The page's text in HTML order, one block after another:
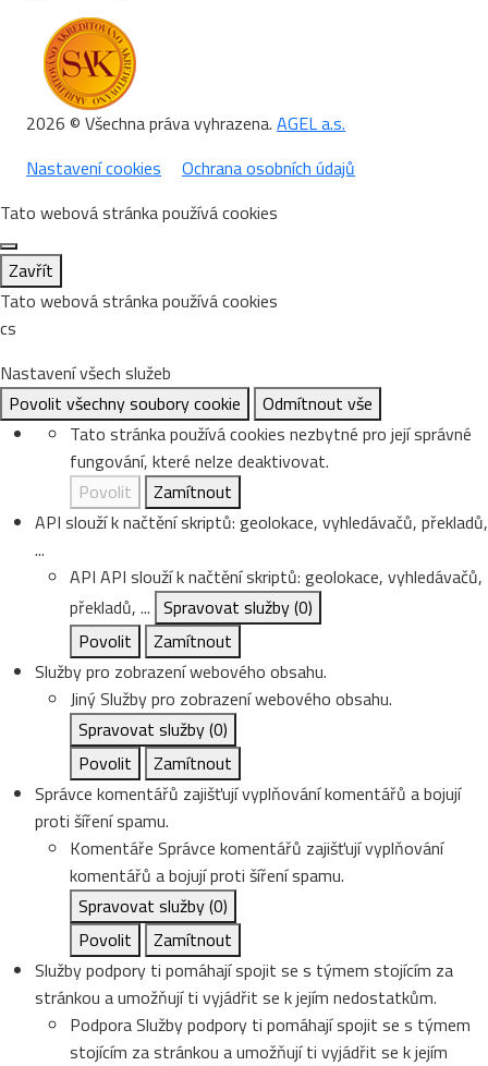
2026 © Všechna práva vyhrazena. AGEL a.s.
Nastavení cookies
Ochrana osobních údajů
Tato webová stránka používá cookies
Zavřít
Tato webová stránka používá cookies
cs
Nastavení všech služeb
Povolit všechny soubory cookie
Odmítnout vše
Tato stránka používá cookies nezbytné pro její správné
fungování, které nelze deaktivovat.
Povolit
Zamítnout
API slouží k načtění skriptů: geolokace, vyhledávačů, překladů,
...
API API slouží k načtění skriptů: geolokace, vyhledávačů,
překladů, ... Spravovat služby(0)
Povolit
Zamítnout
Služby pro zobrazení webového obsahu.
JinýSlužby pro zobrazení webového obsahu.
Spravovat služby(0)
Povolit
Zamítnout
Správce komentářů zajišťují vyplňování komentářů a bojují
proti šíření spamu.
Komentáře Správce komentářů zajišťují vyplňování
komentářů a bojují proti šíření spamu.
Spravovat služby(0)
Povolit
Zamítnout
Služby podpory ti pomáhají spojit se s týmem stojícím za
stránkou a umožňují ti vyjádřit se k jejím nedostatkům.
PodporaSlužby podpory ti pomáhají spojit se s týmem
stojícím za stránkou a umožňují ti vyjádřit se k jejím